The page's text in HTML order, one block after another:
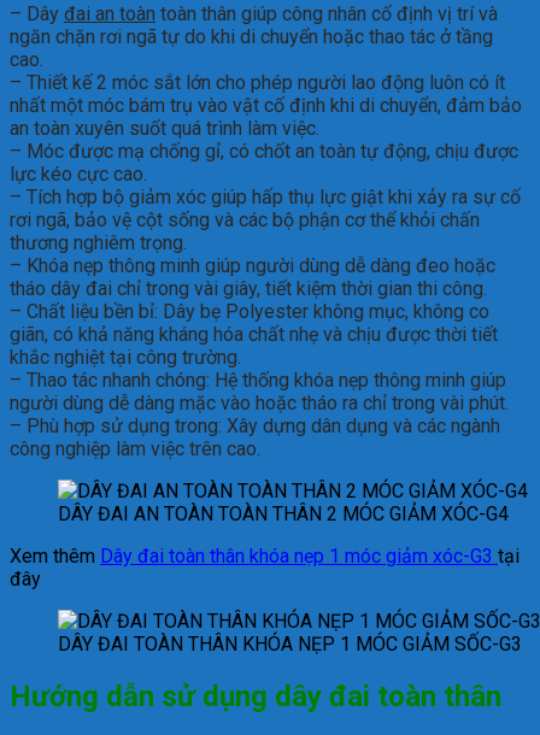
– Dây đai an toàn toàn thân giúp công nhân cố định vị trí và
ngăn chặn rơi ngã tự do khi di chuyển hoặc thao tác ở tầng
cao.
– Thiết kế 2 móc sắt lớn cho phép người lao động luôn có ít
nhất một móc bám trụ vào vật cố định khi di chuyển, đảm bảo
an toàn xuyên suốt quá trình làm việc.
– Móc được mạ chống gỉ, có chốt an toàn tự động, chịu được
lực kéo cực cao.
– Tích hợp bộ giảm xóc giúp hấp thụ lực giật khi xảy ra sự cố
rơi ngã, bảo vệ cột sống và các bộ phận cơ thể khỏi chấn
thương nghiêm trọng.
– Khóa nẹp thông minh giúp người dùng dễ dàng đeo hoặc
tháo dây đai chỉ trong vài giây, tiết kiệm thời gian thi công.
– Chất liệu bền bỉ: Dây bẹ Polyester không mục, không co
giãn, có khả năng kháng hóa chất nhẹ và chịu được thời tiết
khắc nghiệt tại công trường.
– Thao tác nhanh chóng: Hệ thống khóa nẹp thông minh giúp
người dùng dễ dàng mặc vào hoặc tháo ra chỉ trong vài phút.
– Phù hợp sử dụng trong: Xây dựng dân dụng và các ngành
công nghiệp làm việc trên cao.
DÂY ĐAI AN TOÀN TOÀN THÂN 2 MÓC GIẢM XÓC-G4
Xem thêm Dây đai toàn thân khóa nẹp 1 móc giảm xóc-G3 tại
đây
DÂY ĐAI TOÀN THÂN KHÓA NẸP 1 MÓC GIẢM SỐC-G3
Hướng dẫn sử dụng dây đai toàn thân